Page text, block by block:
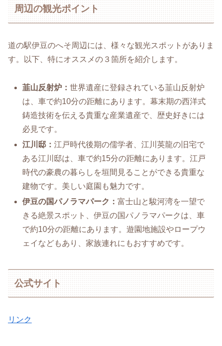
周辺の観光ポイント
道の駅伊豆のへそ周辺には、様々な観光スポットがありま
す。以下、特にオススメの３箇所を紹介します。
韮山反射炉：世界遺産に登録されている韮山反射炉
は、車で約10分の距離にあります。幕末期の西洋式
鋳造技術を伝える貴重な産業遺産で、歴史好きには
必見です。
江川邸：江戸時代後期の儒学者、江川英龍の旧宅で
ある江川邸は、車で約15分の距離にあります。江戸
時代の豪農の暮らしを垣間見ることができる貴重な
建物です。美しい庭園も魅力です。
伊豆の国パノラマパーク：富士山と駿河湾を一望で
きる絶景スポット、伊豆の国パノラマパークは、車
で約10分の距離にあります。遊園地施設やロープウ
ェイなどもあり、家族連れにもおすすめです。
公式サイト
リンク